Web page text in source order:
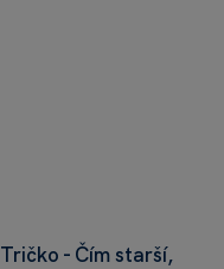
Tričko - Čím starší,